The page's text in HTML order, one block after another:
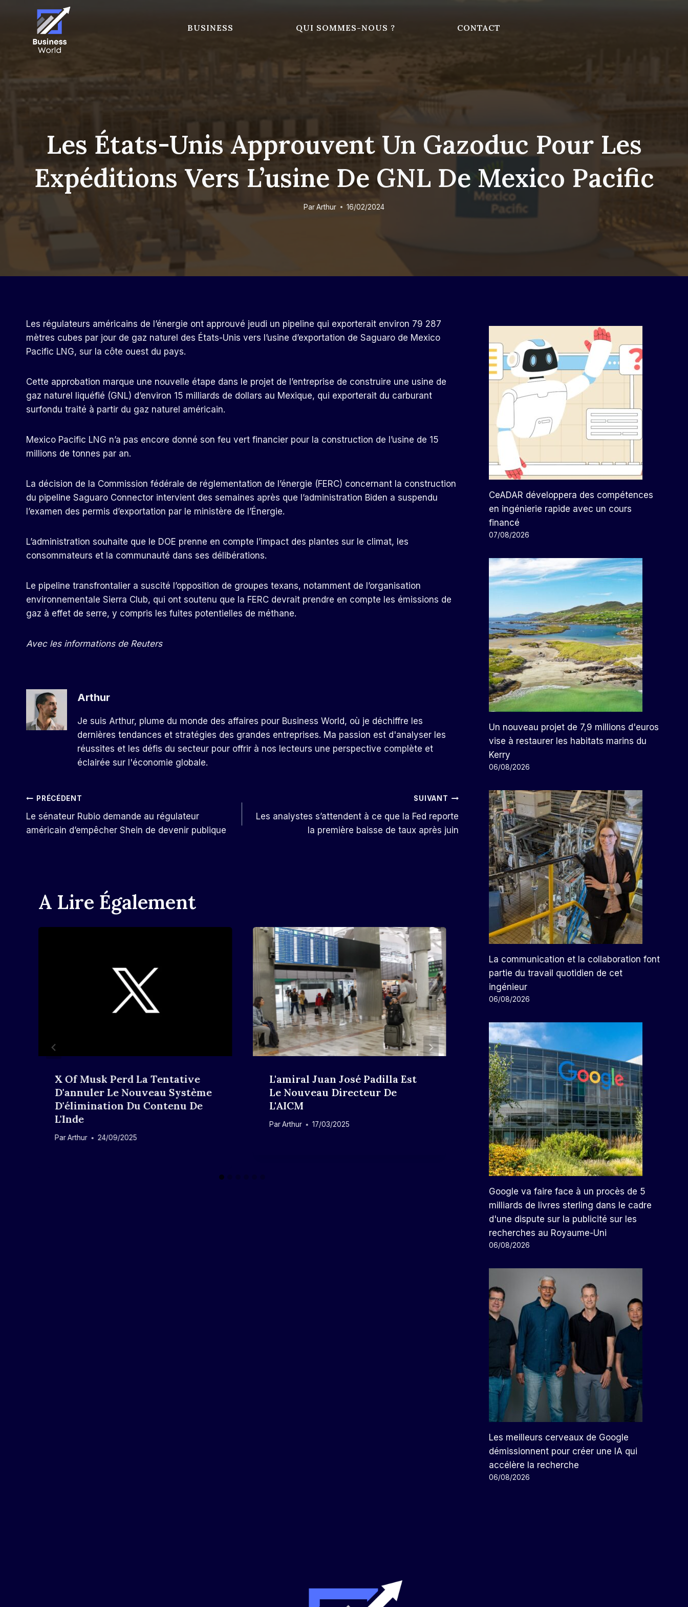
BUSINESS QUI SOMMES-NOUS ? CONTACT
Les États-Unis Approuvent Un Gazoduc Pour Les
Expéditions Vers L’usine De GNL De Mexico Pacific
ParArthur 16/02/2024
Les régulateurs américains de l’énergie ont approuvé jeudi un pipeline qui exporterait environ 79 287
mètres cubes par jour de gaz naturel des États-Unis vers l’usine d’exportation de Saguaro de Mexico
Pacific LNG, sur la côte ouest du pays.
Cette approbation marque une nouvelle étape dans le projet de l’entreprise de construire une usine de
gaz naturel liquéfié (GNL) d’environ 15 milliards de dollars au Mexique, qui exporterait du carburant
surfondu traité à partir du gaz naturel américain.
Mexico Pacific LNG n’a pas encore donné son feu vert financier pour la construction de l’usine de 15
millions de tonnes par an.
La décision de la Commission fédérale de réglementation de l’énergie (FERC) concernant la construction
du pipeline Saguaro Connector intervient des semaines après que l’administration Biden a suspendu
l’examen des permis d’exportation par le ministère de l’Énergie.
L’administration souhaite que le DOE prenne en compte l’impact des plantes sur le climat, les
consommateurs et la communauté dans ses délibérations.
Le pipeline transfrontalier a suscité l’opposition de groupes texans, notamment de l’organisation
environnementale Sierra Club, qui ont soutenu que la FERC devrait prendre en compte les émissions de
gaz à effet de serre, y compris les fuites potentielles de méthane.
Avec les informations de Reuters
Arthur
Je suis Arthur, plume du monde des affaires pour Business World, où je déchiffre les
dernières tendances et stratégies des grandes entreprises. Ma passion est d'analyser les
réussites et les défis du secteur pour offrir à nos lecteurs une perspective complète et
éclairée sur l'économie globale.
Navigation
De
PRÉCÉDENT
Le sénateur Rubio demande au régulateur
américain d’empêcher Shein de devenir publique
SUIVANT
Les analystes s’attendent à ce que la Fed reporte
la première baisse de taux après juin
A Lire Également
X Of Musk Perd La Tentative
D'annuler Le Nouveau Système
D'élimination Du Contenu De
L'Inde
ParArthur 24/09/2025
L'amiral Juan José Padilla Est
Le Nouveau Directeur De
L'AICM
Par Arthur 17/03/2025
Chevron Entame Le Processus
D’abandon De Son Bloc
Pétrolier Au Mexique
ParArthur 08/09/2023
CeADAR développera des compétences
en ingénierie rapide avec un cours
financé
07/08/2026
Un nouveau projet de 7,9 millions d'euros
vise à restaurer les habitats marins du
Kerry
06/08/2026
La communication et la collaboration font
partie du travail quotidien de cet
ingénieur
06/08/2026
Google va faire face à un procès de 5
milliards de livres sterling dans le cadre
d'une dispute sur la publicité sur les
recherches au Royaume-Uni
06/08/2026
Les meilleurs cerveaux de Google
démissionnent pour créer une IA qui
accélère la recherche
06/08/2026